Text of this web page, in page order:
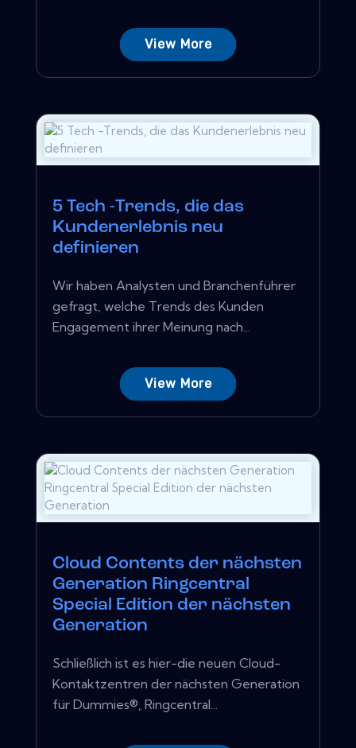
View More
5 Tech -Trends, die das
Kundenerlebnis neu
definieren
Wir haben Analysten und Branchenführer
gefragt, welche Trends des Kunden
Engagement ihrer Meinung nach...
View More
Cloud Contents der nächsten
Generation Ringcentral
Special Edition der nächsten
Generation
Schließlich ist es hier-die neuen Cloud-
Kontaktzentren der nächsten Generation
für Dummies®, Ringcentral...